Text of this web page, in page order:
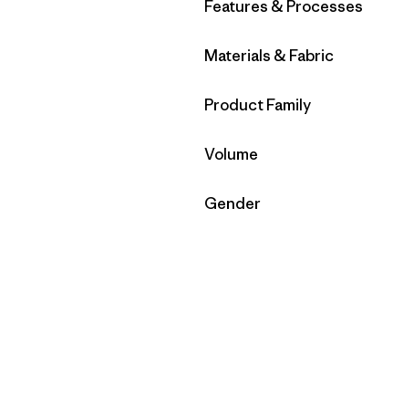
Filtrar por
Features & Processes
Filtrar por
Materials & Fabric
Filtrar por
Product Family
Filtrar por
Volume
Filtrar por
Gender